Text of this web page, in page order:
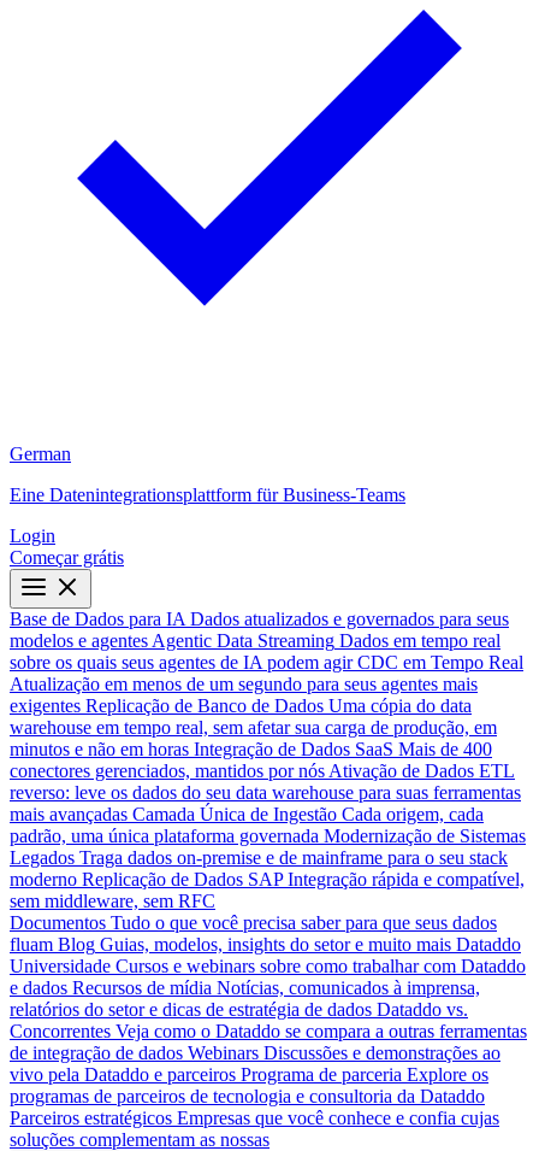
German
Eine Datenintegrationsplattform für Business-Teams
Login
Começar grátis
Base de Dados para IA Dados atualizados e governados para seus
modelos e agentes Agentic Data Streaming Dados em tempo real
sobre os quais seus agentes de IA podem agir CDC em Tempo Real
Atualização em menos de um segundo para seus agentes mais
exigentes Replicação de Banco de Dados Uma cópia do data
warehouse em tempo real, sem afetar sua carga de produção, em
minutos e não em horas Integração de Dados SaaS Mais de 400
conectores gerenciados, mantidos por nós Ativação de Dados ETL
reverso: leve os dados do seu data warehouse para suas ferramentas
mais avançadas Camada Única de Ingestão Cada origem, cada
padrão, uma única plataforma governada Modernização de Sistemas
Legados Traga dados on-premise e de mainframe para o seu stack
moderno Replicação de Dados SAP Integração rápida e compatível,
sem middleware, sem RFC
Documentos Tudo o que você precisa saber para que seus dados
fluam Blog Guias, modelos, insights do setor e muito mais Dataddo
Universidade Cursos e webinars sobre como trabalhar com Dataddo
e dados Recursos de mídia Notícias, comunicados à imprensa,
relatórios do setor e dicas de estratégia de dados Dataddo vs.
Concorrentes Veja como o Dataddo se compara a outras ferramentas
de integração de dados Webinars Discussões e demonstrações ao
vivo pela Dataddo e parceiros Programa de parceria Explore os
programas de parceiros de tecnologia e consultoria da Dataddo
Parceiros estratégicos Empresas que você conhece e confia cujas
soluções complementam as nossas